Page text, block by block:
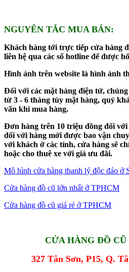
NGUYÊN TẮC MUA BÁN:
Khách hàng tới trực tiếp cửa hàng
liên hệ qua các số hotline để được
Hình ảnh trên website là hình ảnh
Đối với các mặt hàng điện tử,
từ 3 - 6 tháng tùy mặt hàng, quý
vấn khi mua hàng.
Đơn hàng trên 10 triệu đồng đối
đối với hàng mới được bao vận
với khách ở các tỉnh, cửa hàng sẽ
hoặc cho thuê xe với giá ưu đãi.
Mô hình cửa hàng thanh lý độc đáo ở
Cửa hàng đồ cũ lớn nhất ở TPHCM
Cửa hàng đồ cũ giá rẻ ở TPHCM
CỬA HÀNG ĐỒ CŨ
327 Tân Sơn, P15, Q.